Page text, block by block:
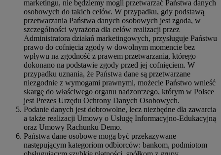
marketingu, nie będziemy mogli przetwarzać Państwa danych
osobowych do takich celów. W przypadku, gdy podstawą
przetwarzania Państwa danych osobowych jest zgoda, w
szczególności wyrażona dla celów realizacji przez
Administratora działań marketingowych, przysługuje Państwu
prawo do cofnięcia zgody w dowolnym momencie bez
wpływu na zgodność z prawem przetwarzania, którego
dokonano na podstawie zgody przed jej cofnięciem. W
przypadku uznania, że Państwa dane są przetwarzane
niezgodnie z wymogami prawnymi, możecie Państwo wnieść
skargę do właściwego organu nadzorczego, którym w Polsce
jest Prezes Urzędu Ochrony Danych Osobowych.
Podanie danych jest dobrowolne, lecz niezbędne dla zawarcia
a także realizacji Umowy o Usługę Informacyjno-Edukacyjną
oraz Umowy Rachunku Demo.
Państwa dane osobowe mogą być przekazywane
następującym kategoriom odbiorców: bankom, podmiotom